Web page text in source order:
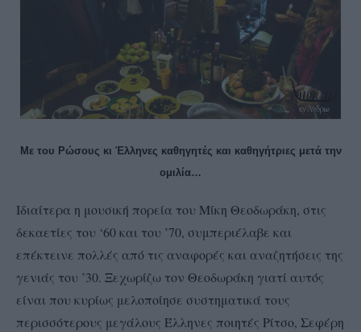
Με του Ρώσους κι Έλληνες καθηγητές και καθηγήτριες μετά την
ομιλία…
Ιδιαίτερα η μουσική πορεία του Μίκη Θεοδωράκη, στις
δεκαετίες του ‘60 και του ’70, συμπεριέλαβε και
επέκτεινε πολλές από τις αναφορές και αναζητήσεις της
γενιάς του ’30. Ξεχωρίζω τον Θεοδωράκη γιατί αυτός
είναι που κυρίως μελοποίησε συστηματικά τους
περισσότερους μεγάλους Έλληνες ποιητές Ρίτσο, Σεφέρη